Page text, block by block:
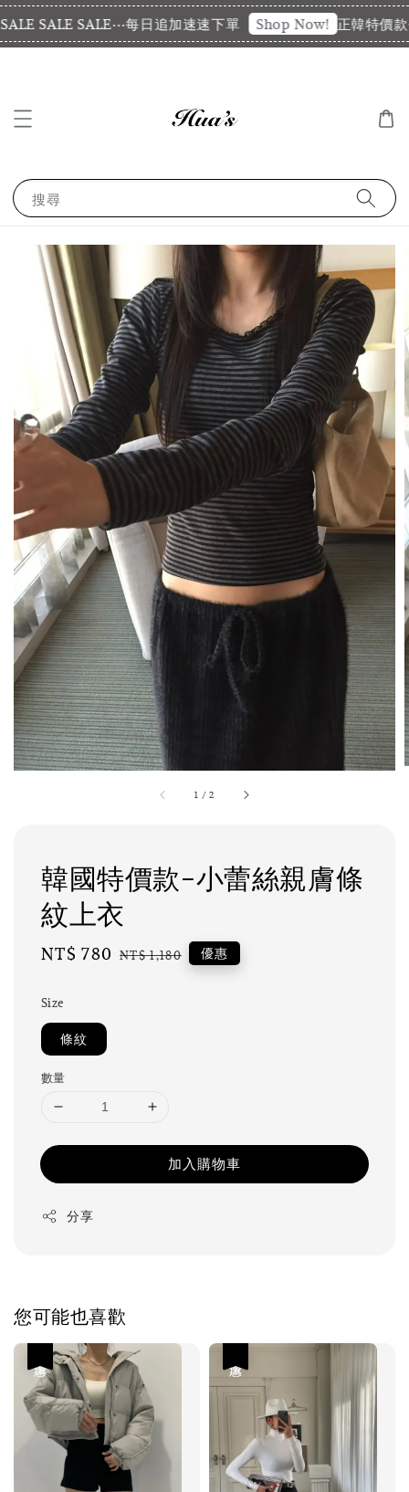
SALE SALE⋯每日追加速速下單 Shop Now! 正韓特價款
搜尋
1 /2
韓國特價款-小蕾絲親膚條
紋上衣
Sale
NT$ 780 Regular
NT$ 1,180 優惠
Size
條紋
數量
加入購物車
分享
您可能也喜歡